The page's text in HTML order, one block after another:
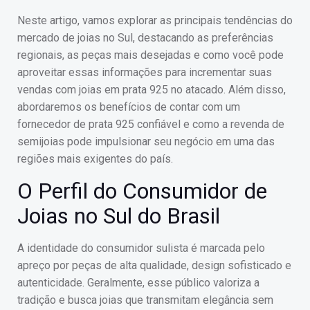
Neste artigo, vamos explorar as principais tendências do
mercado de joias no Sul, destacando as preferências
regionais, as peças mais desejadas e como você pode
aproveitar essas informações para incrementar suas
vendas com joias em prata 925 no atacado. Além disso,
abordaremos os benefícios de contar com um
fornecedor de prata 925 confiável e como a revenda de
semijoias pode impulsionar seu negócio em uma das
regiões mais exigentes do país.
O Perfil do Consumidor de
Joias no Sul do Brasil
A identidade do consumidor sulista é marcada pelo
apreço por peças de alta qualidade, design sofisticado e
autenticidade. Geralmente, esse público valoriza a
tradição e busca joias que transmitam elegância sem